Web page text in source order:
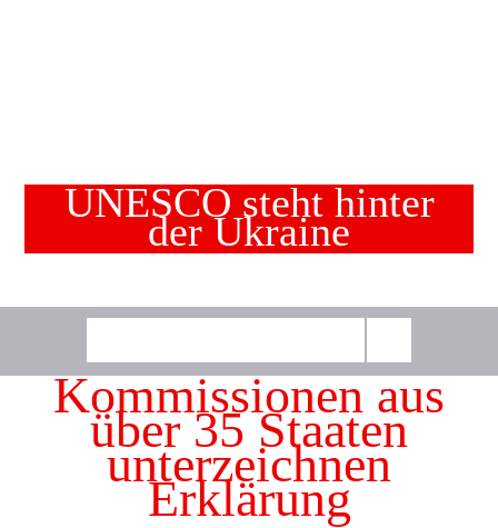
UNESCO steht hinter
der Ukraine
Kommissionen aus
über 35 Staaten
unterzeichnen
Erklärung